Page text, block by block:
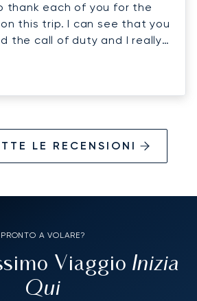
thank each of you for the
this trip. I can see that you
the call of duty and I really
family were quite pleased
you again.
LE RECENSIONI
PRONTO A VOLARE?
Viaggio Inizia
Qui